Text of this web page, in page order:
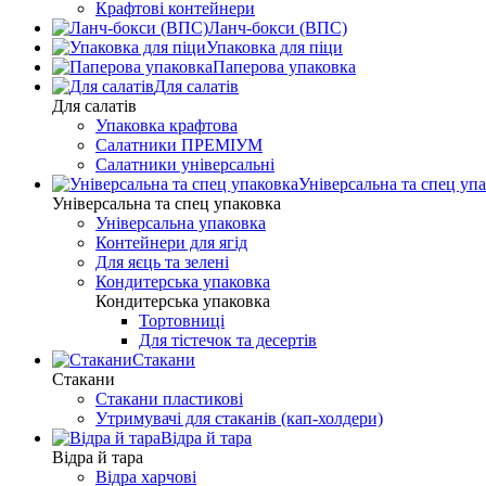
Крафтові контейнери
Ланч-бокси (ВПС)
Упаковка для піци
Паперова упаковка
Для салатів
Для салатів
Упаковка крафтова
Салатники ПРЕМІУМ
Салатники універсальні
Універсальна та спец
Універсальна та спец упаковка
Універсальна упаковка
Контейнери для ягід
Для яєць та зелені
Кондитерська упаковка
Кондитерська упаковка
Тортовниці
Для тістечок та десертів
Стакани
Стакани
Стакани пластикові
Утримувачі для стаканів (кап-холдери)
Відра й тара
Відра й тара
Відра харчові